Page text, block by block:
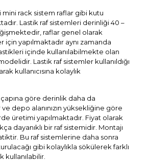
mini rack sistem raflar gibi kutu
Lastik raf sistemleri derinliği 40 –
raflar genel olarak
için yapılmaktadır aynı zamanda
içinde kullanılabilmekte olan
Lastik raf sistemler kullanıldığı
kullanıcısına kolaylık
çapına göre derinlik daha da
depo alanınızın yüksekliğine göre
üretimi yapılmaktadır. Fiyat olarak
dayanıklı bir raf sistemidir. Montajı
Bu raf sistemlerine daha sonra
gibi kolaylıkla sökülerek farklı
kullanılabilir.